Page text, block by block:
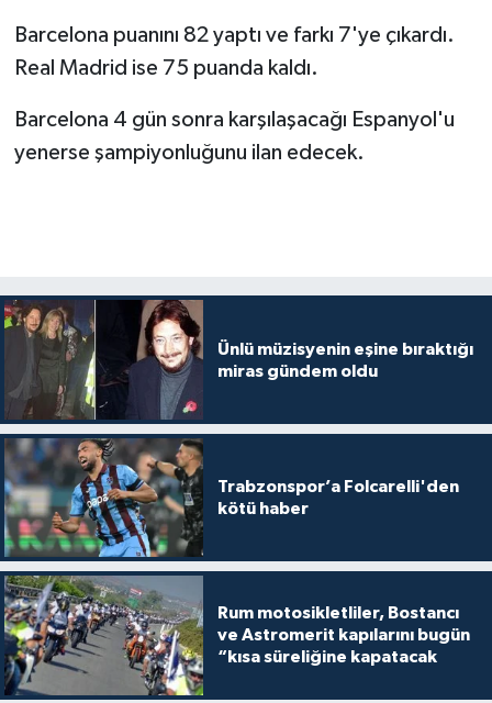
Barcelona puanını 82 yaptı ve farkı 7'ye çıkardı.
Real Madrid ise 75 puanda kaldı.
Barcelona 4 gün sonra karşılaşacağı Espanyol'u
yenerse şampiyonluğunu ilan edecek.
Ünlü müzisyenin eşine bıraktığı
miras gündem oldu
Trabzonspor’a Folcarelli'den
kötü haber
Rum motosikletliler, Bostancı
ve Astromerit kapılarını bugün
“kısa süreliğine kapatacak